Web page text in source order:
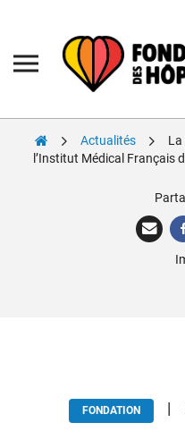
des
Hôpitaux
Rechercher:
Nous soutenir
Actualités
l’Institut Médical Français
FONDATION |